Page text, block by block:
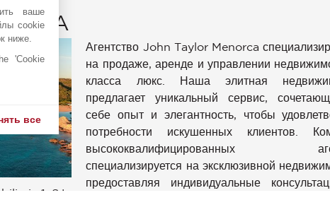
1, S.L
Агентство John Taylor Menorca
на продаже, аренде и управлении
класса люкс. Наша элитная
предлагает уникальный сервис,
себе опыт и элегантность, чтобы
потребности искушенных клиентов.
высококвалифицированных
специализируется на эксклюзивной
предоставляя индивидуальные
ваше
cookie
ниже.
'Cookie
все
свои параметры
конфиденциальности и управлять ими,